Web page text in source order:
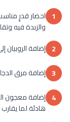
1 احضار قدرٍ
والزبدة فيه
2 إضافة الروبيان
3 إضافة مرق
4 إضافة معجون
هادئة لما يقارب 15 دقيقة.